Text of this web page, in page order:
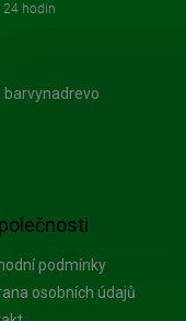
podmínky
osobních údajů
barvynadrevo